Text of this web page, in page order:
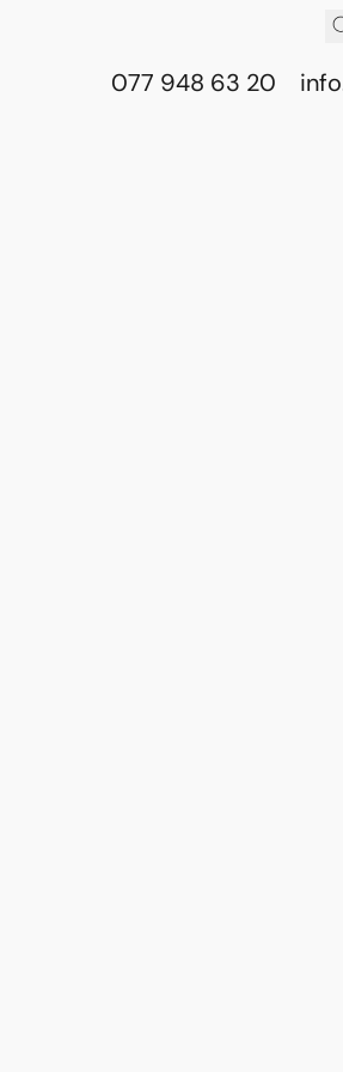
077 948 63 20